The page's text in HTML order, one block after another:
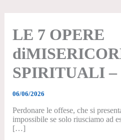
LE 7 OPERE
SPIRITUALI –
06/06/2026
Perdonare le offese, che si
impossibile se solo riusciamo ad
[…]